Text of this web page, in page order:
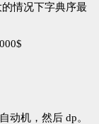
情况下字典序最
动机，然后 dp。